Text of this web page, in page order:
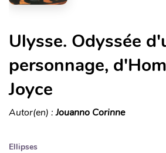
Ulysse. Odyssée
personnage,
Joyce
Autor(en) :Jouanno Corinne
Ellipses